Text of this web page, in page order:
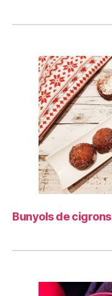
Bunyols de cigrons